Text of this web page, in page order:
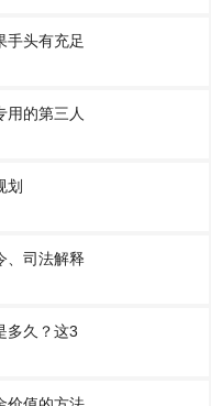
手头有充足
用的第三人
划
、司法解释
多久？这3